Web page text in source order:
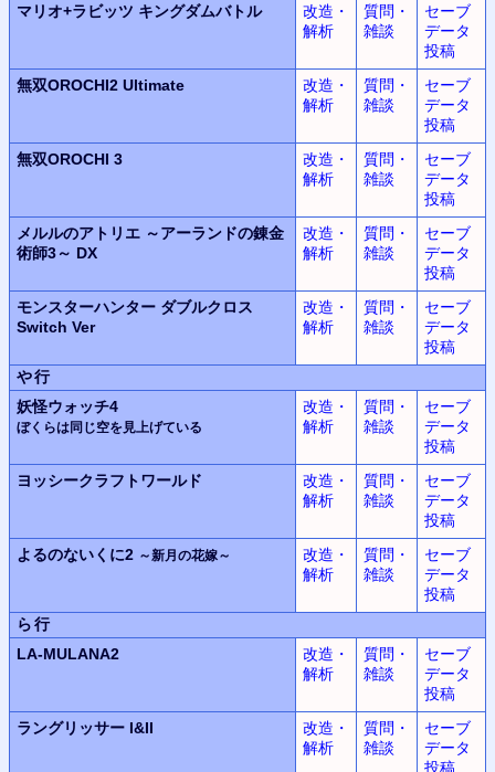
マリオ+ラビッツ キングダムバトル
改造・
解析
質問・
雑談
セーブ
データ
投稿
無双OROCHI2 Ultimate
改造・
解析
質問・
雑談
セーブ
データ
投稿
無双OROCHI 3
改造・
解析
質問・
雑談
セーブ
データ
投稿
メルルのアトリエ ～アーランドの錬金
術師3～ DX
改造・
解析
質問・
雑談
セーブ
データ
投稿
モンスターハンター ダブルクロス
Switch Ver
改造・
解析
質問・
雑談
セーブ
データ
投稿
や行
妖怪ウォッチ4
ぼくらは同じ空を見上げている
改造・
解析
質問・
雑談
セーブ
データ
投稿
ヨッシークラフトワールド
改造・
解析
質問・
雑談
セーブ
データ
投稿
よるのないくに2 ～新月の花嫁～
改造・
解析
質問・
雑談
セーブ
データ
投稿
ら行
LA-MULANA2
改造・
解析
質問・
雑談
セーブ
データ
投稿
ラングリッサー I&II
改造・
解析
質問・
雑談
セーブ
データ
投稿